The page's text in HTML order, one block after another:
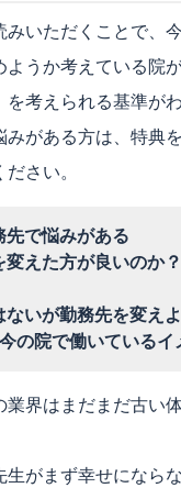
みいただくことで、
ようか考えている院
考えられる基準がわ
みがある方は、特典
さい。
先で悩みがある
変えた方が良いのか
ないが勤務先を変え
の院で働いているイ
業界はまだまだ古い
生がまず幸せになら